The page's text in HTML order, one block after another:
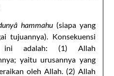
hammahu(siapa yang
tujuannya). Konsekuensi
ini adalah: (1) Allah
yaitu urusannya yang
oleh Allah. (2) Allah